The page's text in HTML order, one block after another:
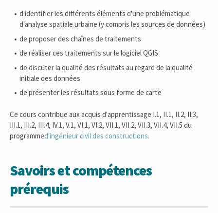
d'identifier les différents éléments d'une problématique
d'analyse spatiale urbaine (y compris les sources de données)
de proposer des chaînes de traitements
de réaliser ces traitements sur le logiciel QGIS
de discuter la qualité des résultats au regard de la qualité
initiale des données
de présenter les résultats sous forme de carte
Ce cours contribue aux acquis d'apprentissage I.1, II.1, II.2, II.3,
III.1, III.2, III.4, IV.1, V.1, VI.1, VI.2, VII.1, VII.2, VII.3, VII.4, VII.5 du
programmed'ingénieur civil des constructions.
Savoirs et compétences
prérequis